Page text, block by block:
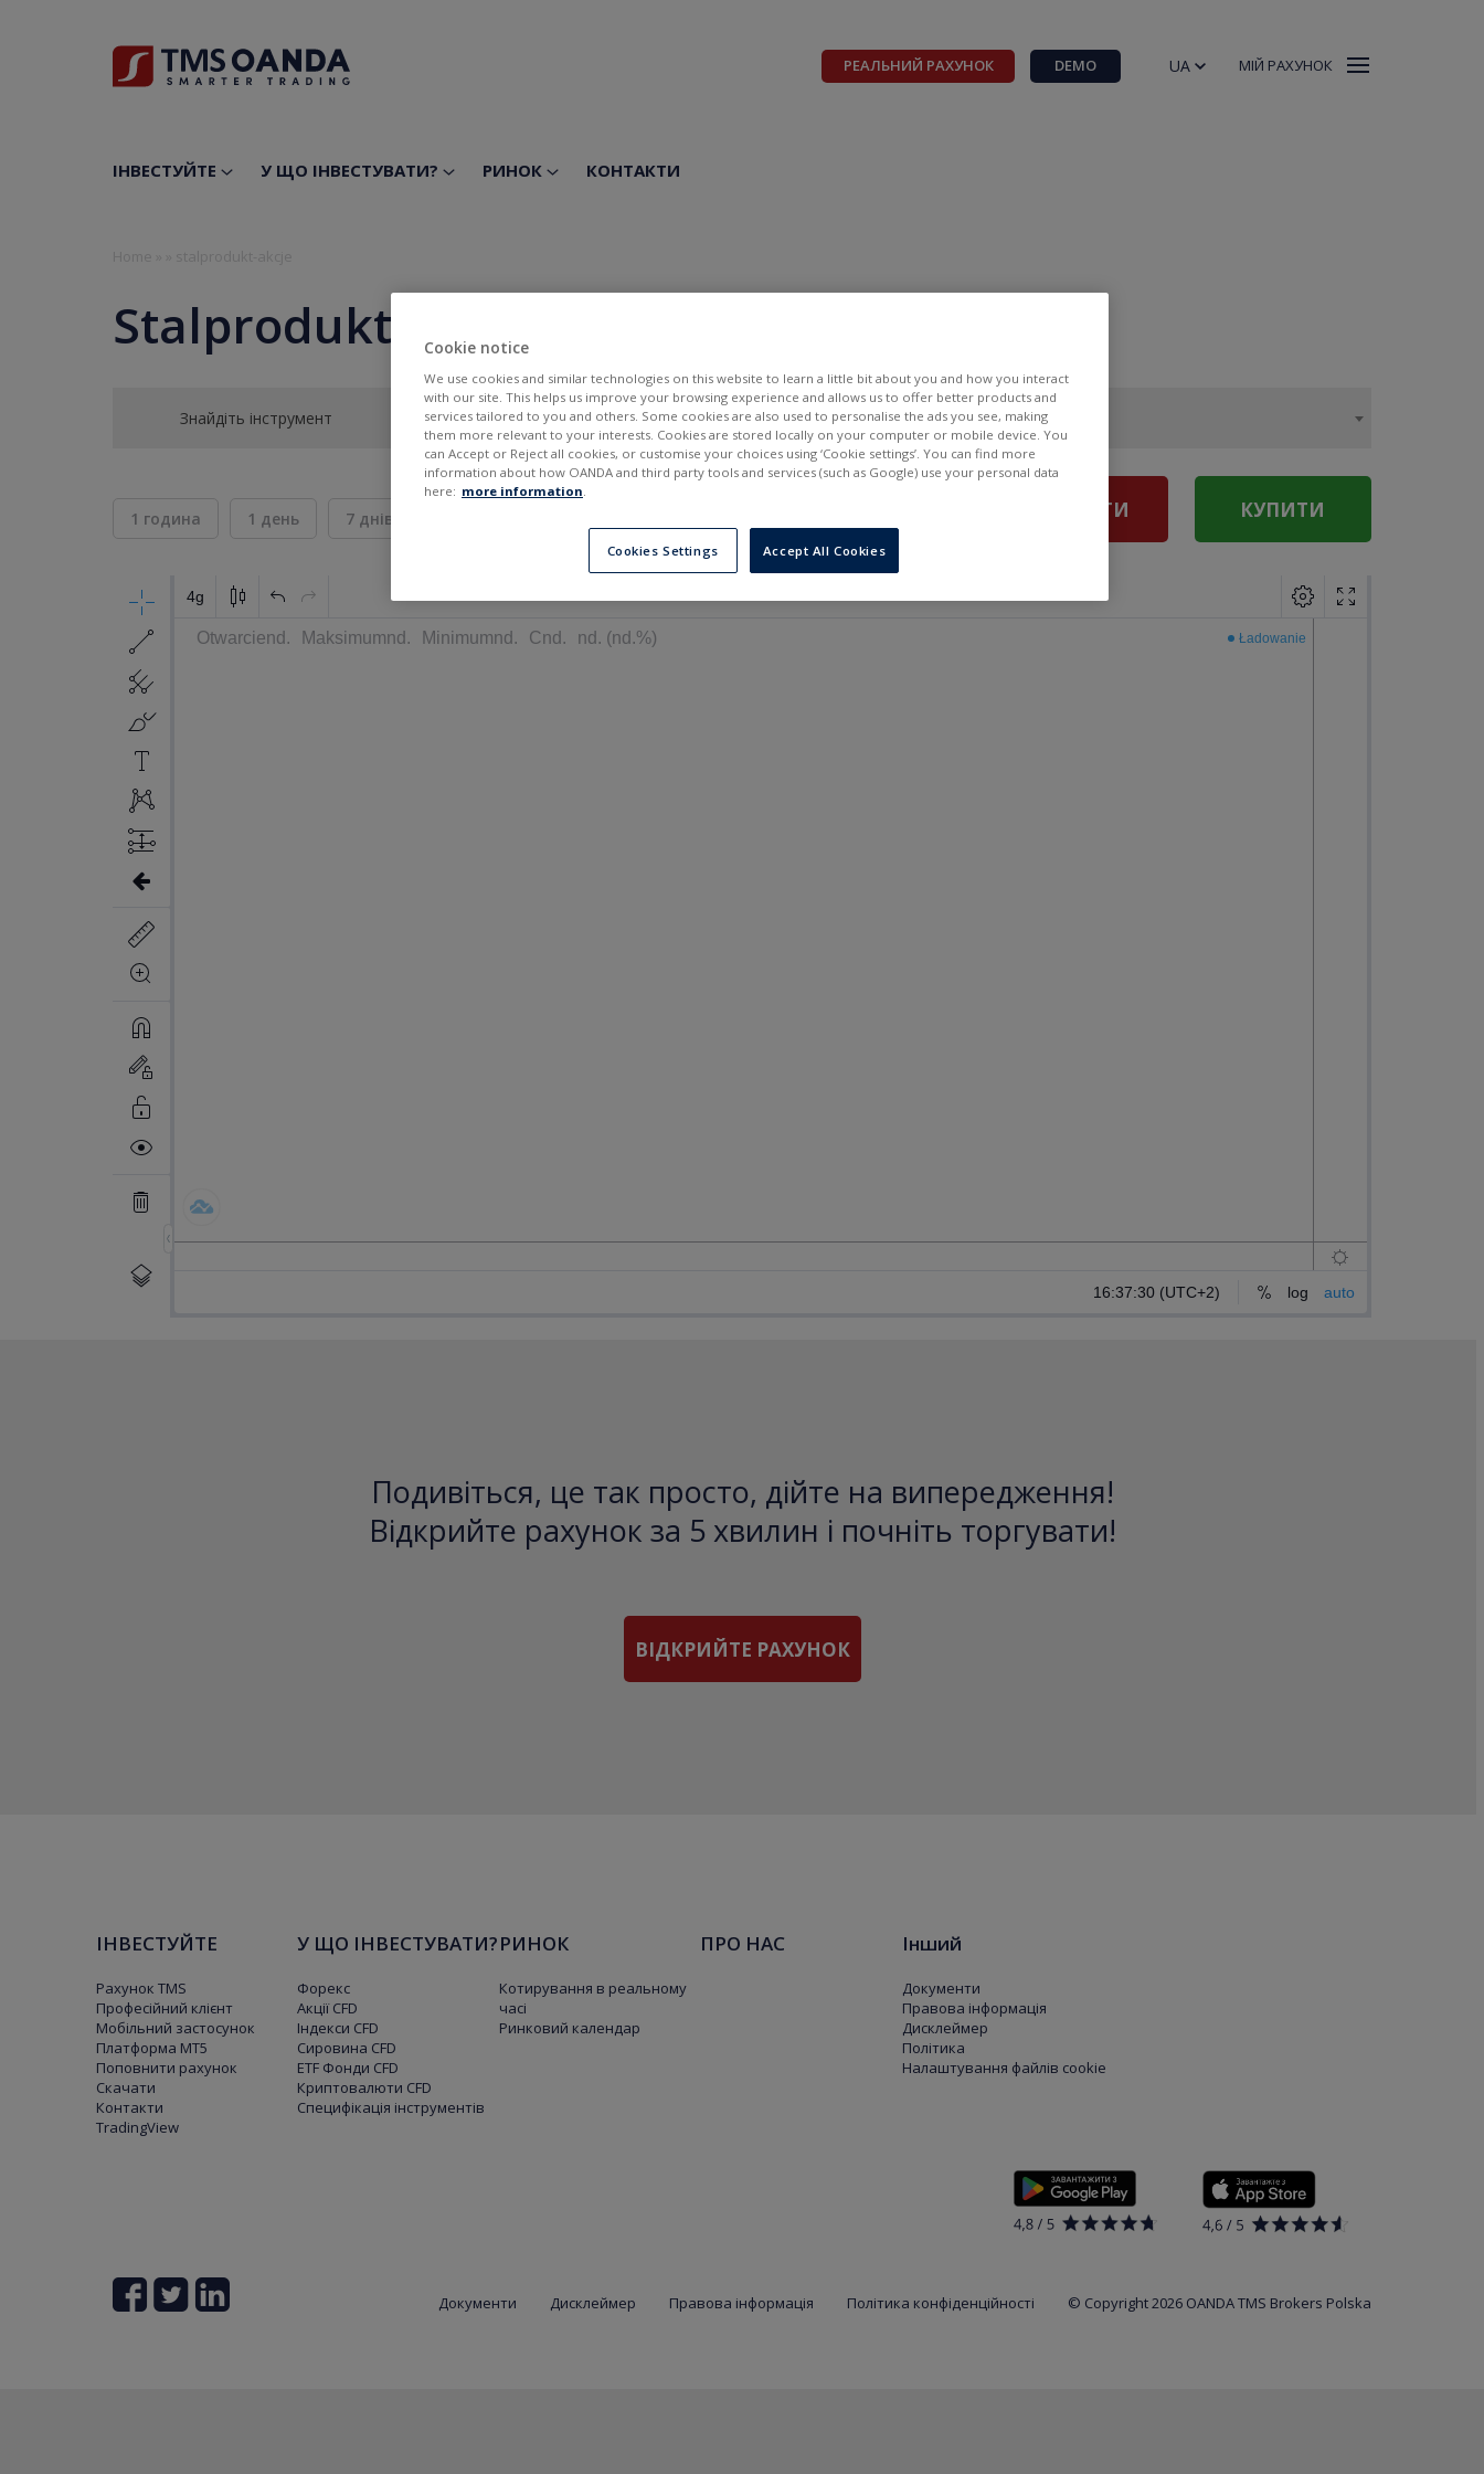
РЕАЛЬНИЙ РАХУНОК DEMO UA МІЙ РАХУНОК
ІНВЕСТУЙТЕ У ЩО ІНВЕСТУВАТИ? РИНОК КОНТАКТИ
Stalprodukt SA
Знайдіть інструмент
1 година 1 день 7 днів ПРОДАТИ КУПИТИ
Подивіться, це так просто, дійте на випередження!
Відкрийте рахунок за 5 хвилин і почніть торгувати!
ВІДКРИЙТЕ РАХУНОК
ІНВЕСТУЙТЕ
Рахунок TMS
Професійний клієнт
Мобільний застосунок
Платформа МТ5
Поповнити рахунок
Скачати
Контакти
TradingView
У ЩО ІНВЕСТУВАТИ?
Форекс
Акції CFD
Індекси CFD
Сировина CFD
ETF Фонди CFD
Криптовалюти CFD
Специфікація інструментів
РИНОК
Котирування в реальному
часі
Ринковий календар
ПРО НАС Інший
Документи
Правова інформація
Дисклеймер
Політика
Налаштування файлів cookie
Документи Дисклеймер Правова інформація Політика конфіденційності © Copyright 2026 OANDA TMS Brokers Polska
Cookie notice
We use cookies and similar technologies on this website to learn a little bit about you and how you interact
with our site. This helps us improve your browsing experience and allows us to offer better products and
services tailored to you and others. Some cookies are also used to personalise the ads you see, making
them more relevant to your interests. Cookies are stored locally on your computer or mobile device. You
can Accept or Reject all cookies, or customise your choices using ‘Cookie settings’. You can find more
information about how OANDA and third party tools and services (such as Google) use your personal data
here: more information
Cookies Settings Accept All Cookies